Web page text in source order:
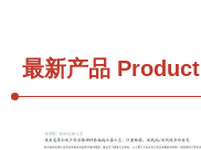
最新产品 Product